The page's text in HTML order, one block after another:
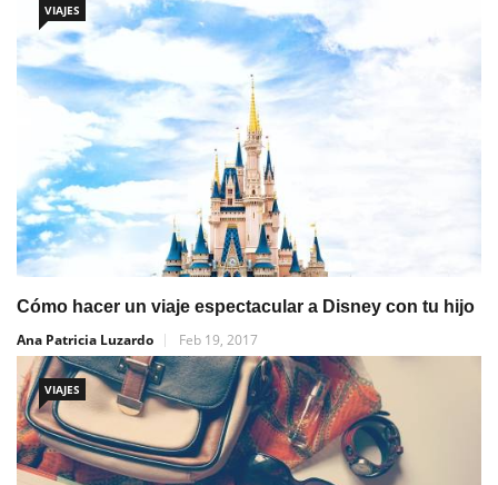
VIAJES
Cómo hacer un viaje espectacular a Disney con tu hijo
Ana Patricia Luzardo
Feb 19, 2017
VIAJES